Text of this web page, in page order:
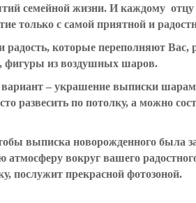
семейной жизни. И каждому отцу
только с самой приятной и
радость, которые переполняют
из воздушных шаров.
– украшение выписки
развесить по потолку, а можно
выписка новорожденного
атмосферу вокруг вашего
послужит прекрасной фотозоной.